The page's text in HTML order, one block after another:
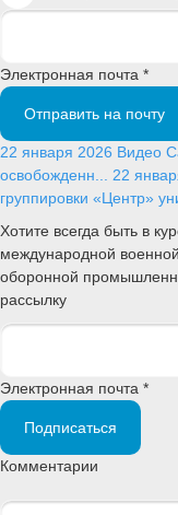
Электронная почта *
Отправить на почту
22 января 2026 Видео
освобожденн... 22
группировки «Центр»
Хотите всегда быть в
международной
оборонной
рассылку
Электронная почта *
Подписаться
Комментарии